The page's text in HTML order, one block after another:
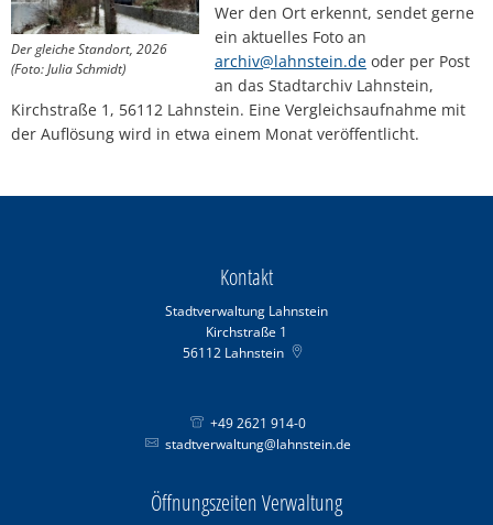
Der gleiche Standort, 2026
(Foto: Julia Schmidt)
Wer den Ort erkennt, sendet gerne
ein aktuelles Foto an
archiv@lahnstein.de oder per Post
an das Stadtarchiv Lahnstein,
Kirchstraße 1, 56112 Lahnstein. Eine Vergleichsaufnahme mit
der Auflösung wird in etwa einem Monat veröffentlicht.
Kontakt
Stadtverwaltung Lahnstein
Kirchstraße 1
56112 Lahnstein
+49 2621 914-0
stadtverwaltung@lahnstein.de
Öffnungszeiten Verwaltung